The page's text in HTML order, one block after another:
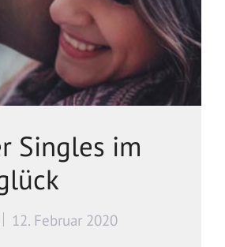
Singles im
12. Februar 2020